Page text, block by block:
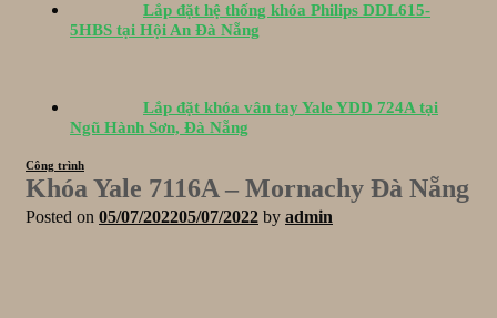
Lắp đặt hệ thống khóa Philips DDL615-
5HBS tại Hội An Đà Nẵng
Lắp đặt khóa vân tay Yale YDD 724A tại
Ngũ Hành Sơn, Đà Nẵng
Công trình
Khóa Yale 7116A – Mornachy Đà Nẵng
Posted on 05/07/202205/07/2022 by admin